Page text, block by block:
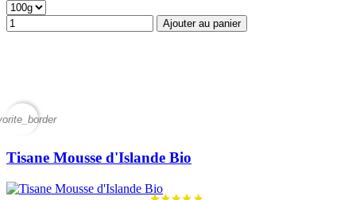
Ajouter au panier
Tisane Mousse d'Islande Bio